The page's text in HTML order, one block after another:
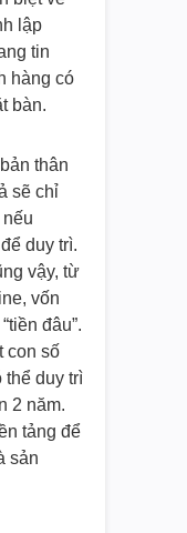
lập
tin
hàng có
bàn.
thân
sẽ chỉ
duy trì.
vậy, từ
vốn
đâu”.
con số
thể duy trì
2 năm.
tảng để
sản